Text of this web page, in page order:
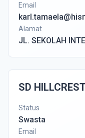
Email
Alamat
JL. SEKOLAH
SD
Status
Swasta
Email